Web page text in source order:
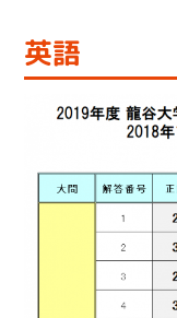
英語